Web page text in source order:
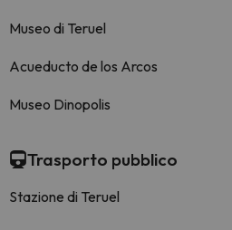
Museo di Teruel
Acueducto de los Arcos
Museo Dinopolis
Trasporto pubblico
Stazione di Teruel